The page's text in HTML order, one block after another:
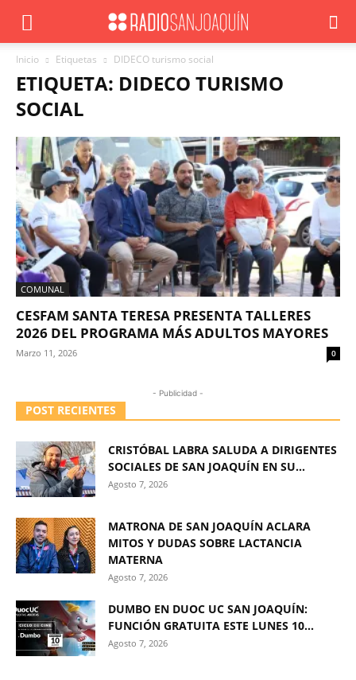
Inicio Etiquetas DIDECO turismo social
ETIQUETA: DIDECO TURISMO
SOCIAL
COMUNAL
CESFAM SANTA TERESA PRESENTA TALLERES
2026 DEL PROGRAMA MÁS ADULTOS MAYORES
Marzo 11, 2026 0
- Publicidad -
POST RECIENTES
CRISTÓBAL LABRA SALUDA A DIRIGENTES
SOCIALES DE SAN JOAQUÍN EN SU...
Agosto 7, 2026
MATRONA DE SAN JOAQUÍN ACLARA
MITOS Y DUDAS SOBRE LACTANCIA
MATERNA
Agosto 7, 2026
DUMBO EN DUOC UC SAN JOAQUÍN:
FUNCIÓN GRATUITA ESTE LUNES 10...
Agosto 7, 2026